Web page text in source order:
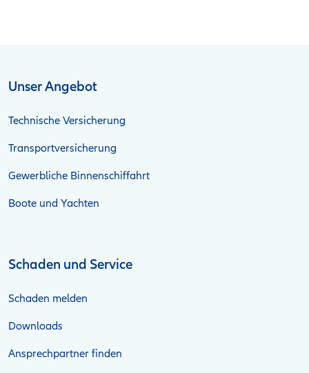
Unser Angebot
Technische Versicherung
Transportversicherung
Gewerbliche Binnenschiffahrt
Boote und Yachten
Schaden und Service
Schaden melden
Downloads
Ansprechpartner finden